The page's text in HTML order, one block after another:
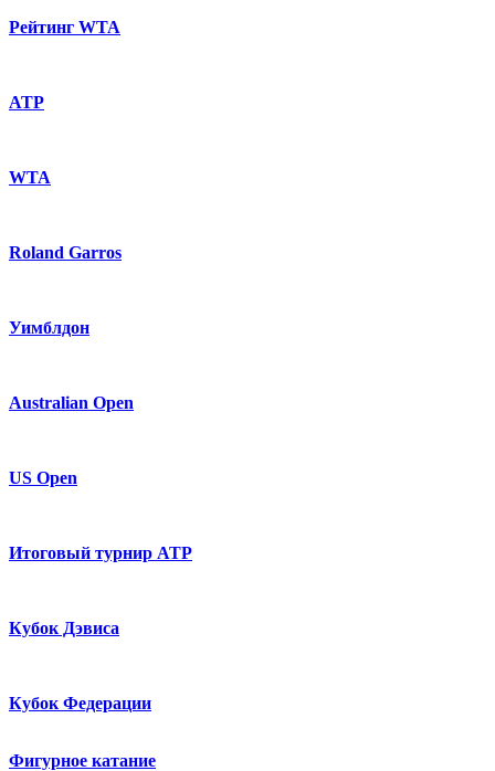
Рейтинг WTA
ATP
WTA
Roland Garros
Уимблдон
Australian Open
US Open
Итоговый турнир ATP
Кубок Дэвиса
Кубок Федерации
Фигурное катание